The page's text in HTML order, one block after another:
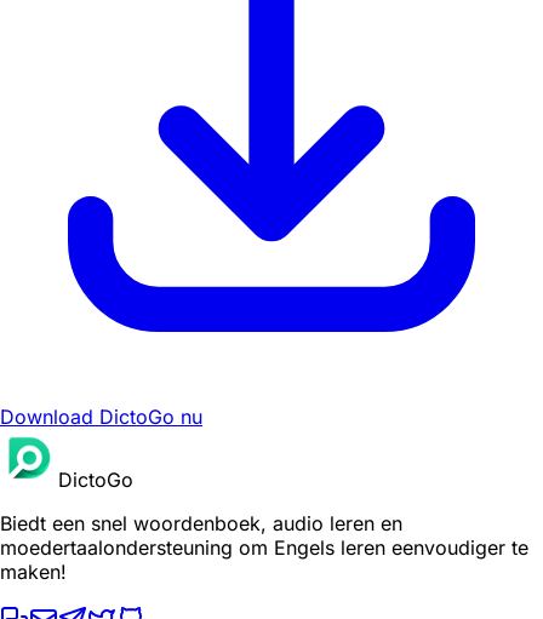
Download DictoGo nu
DictoGo
Biedt een snel woordenboek, audio leren en
moedertaalondersteuning om Engels leren eenvoudiger te
maken!